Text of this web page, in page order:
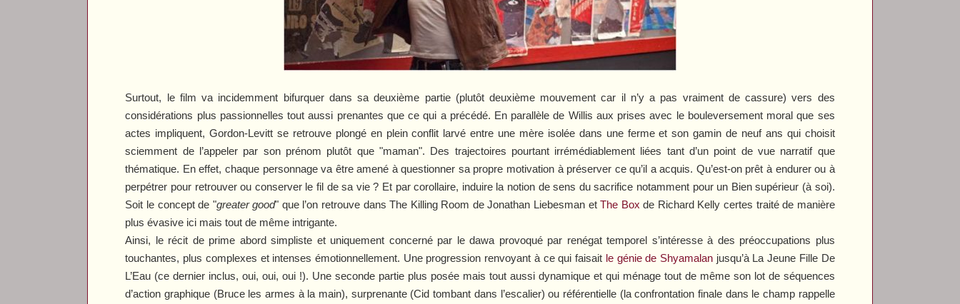
Surtout, le film va incidemment bifurquer dans sa deuxième partie (plutôt deuxième mouvement car il n’y a pas vraiment de cassure) vers des
considérations plus passionnelles tout aussi prenantes que ce qui a précédé. En parallèle de Willis aux prises avec le bouleversement moral que ses
actes impliquent, Gordon-Levitt se retrouve plongé en plein conflit larvé entre une mère isolée dans une ferme et son gamin de neuf ans qui choisit
sciemment de l’appeler par son prénom plutôt que "maman". Des trajectoires pourtant irrémédiablement liées tant d’un point de vue narratif que
thématique. En effet, chaque personnage va être amené à questionner sa propre motivation à préserver ce qu’il a acquis. Qu’est-on prêt à endurer ou à
perpétrer pour retrouver ou conserver le fil de sa vie ? Et par corollaire, induire la notion de sens du sacrifice notamment pour un Bien supérieur (à soi).
Soit le concept de "greater good" que l’on retrouve dansThe Killing Room de Jonathan Liebesman etThe Box de Richard Kelly certes traité de manière
plus évasive ici mais tout de même intrigante.
Ainsi, le récit de prime abord simpliste et uniquement concerné par le dawa provoqué par renégat temporel s’intéresse à des préoccupations plus
touchantes, plus complexes et intenses émotionnellement. Une progression renvoyant à ce qui faisait le génie de Shyamalan jusqu’à La Jeune Fille De
L’Eau (ce dernier inclus, oui, oui, oui !). Une seconde partie plus posée mais tout aussi dynamique et qui ménage tout de même son lot de séquences
d’action graphique (Bruce les armes à la main), surprenante (Cid tombant dans l’escalier) ou référentielle (la confrontation finale dans le champ rappelle